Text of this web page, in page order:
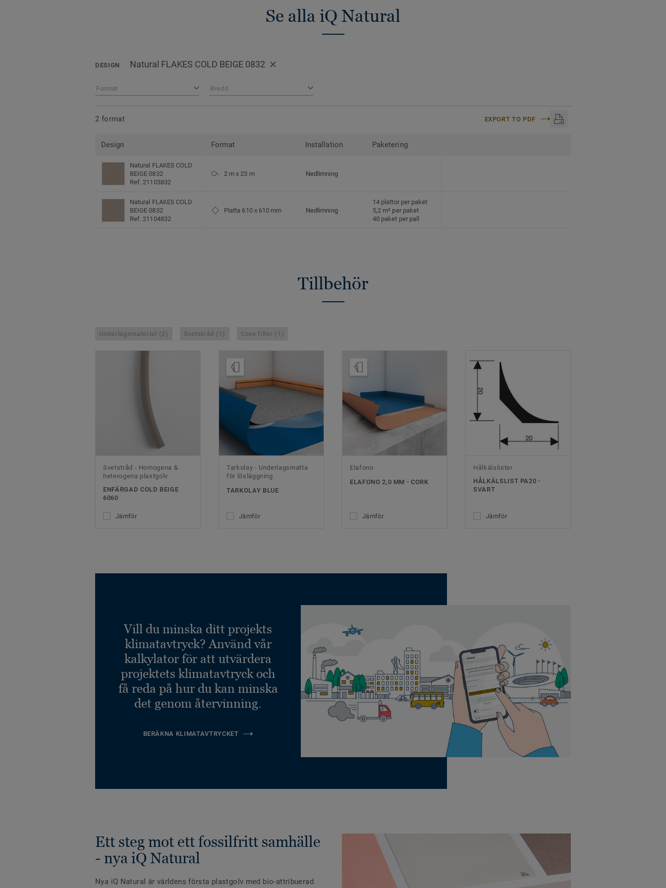
Se alla iQ Natural
DESIGN Natural FLAKES COLD BEIGE 0832
Format Bredd
2 format EXPORT TO PDF
Design Format Installation Paketering
Natural FLAKES COLD
BEIGE 0832
Ref. 21103832
2 m x 23 m Nedlimning
Natural FLAKES COLD
BEIGE 0832
Ref. 21104832
Platta 610 x 610 mm Nedlimning
14 plattor per paket
5,2 m² per paket
40 paket per pall
Tillbehör
Underlagsmaterial (2) Svetstråd (1) Cove filler (1)
Svetstråd - Homogena &
heterogena plastgolv
ENFÄRGAD COLD BEIGE
6060
Jämför
Tarkolay - Underlagsmatta
för lösläggning
TARKOLAY BLUE
Jämför
Elafono
ELAFONO 2,0 MM - CORK
Jämför
Hålkälslister
HÅLKÄLSLIST PA20 -
SVART
Jämför
Vill du minska ditt projekts
klimatavtryck? Använd vår
kalkylator för att utvärdera
projektets klimatavtryck och
få reda på hur du kan minska
det genom återvinning.
BERÄKNA KLIMATAVTRYCKET
Ett steg mot ett fossilfritt samhälle
- nya iQ Natural
Nya iQ Natural är världens första plastgolv med bio-attribuerad